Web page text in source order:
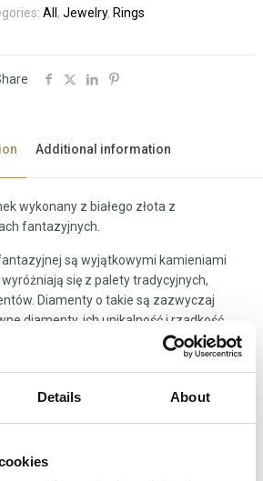
Details About
All , Jewelry, Rings
Additional information
wykonany z białego złota z
fantazyjnych.
są wyjątkowymi kamieniami
się z palety tradycyjnych,
Diamenty o takie są zazwyczaj
diamenty, ich unikalność i rzadkość
przedmiotem pożądania dla
wysokogatunkowej biżuterii.